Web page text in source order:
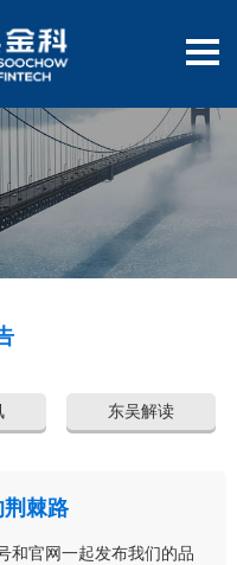
东吴解读
荆棘路
和官网一起发布我们的品